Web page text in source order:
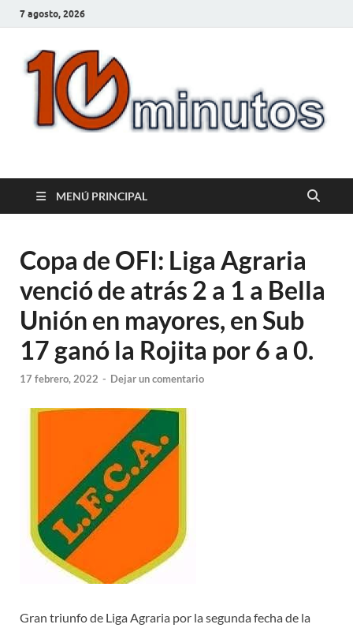
7 agosto, 2026
10minutos.com.uy
MENÚ PRINCIPAL
Copa de OFI: Liga Agraria
venció de atrás 2 a 1 a Bella
Unión en mayores, en Sub
17 ganó la Rojita por 6 a 0.
17 febrero, 2022 - Dejar un comentario
Gran triunfo de Liga Agraria por la segunda fecha de la